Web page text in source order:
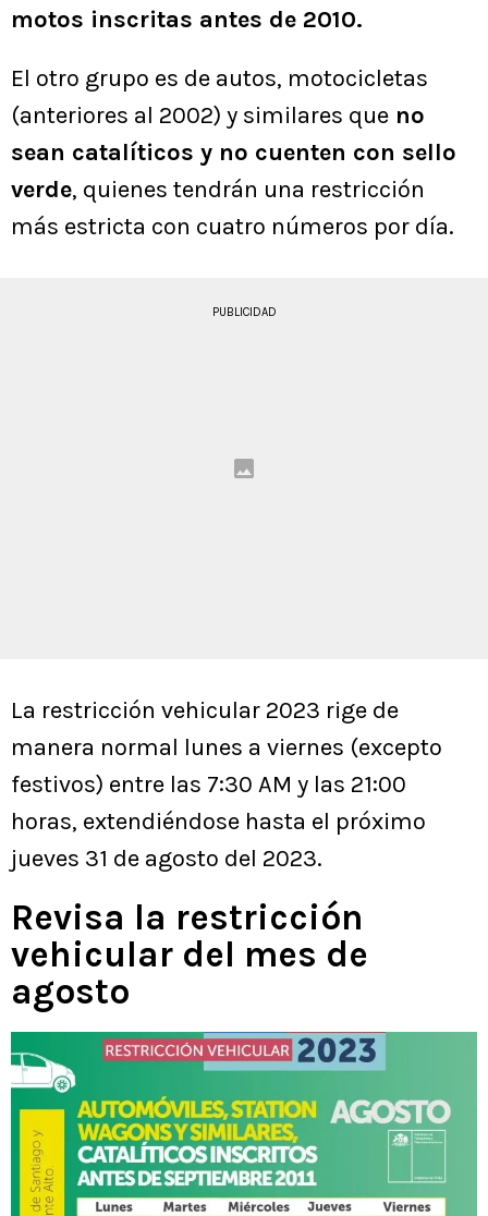
motos inscritas antes de 2010.
El otro grupo es de autos, motocicletas
(anteriores al 2002) y similares que no
sean catalíticos y no cuenten con sello
verde, quienes tendrán una restricción
más estricta con cuatro números por día.
PUBLICIDAD
La restricción vehicular 2023 rige de
manera normal lunes a viernes (excepto
festivos) entre las 7:30 AM y las 21:00
horas, extendiéndose hasta el próximo
jueves 31 de agosto del 2023.
Revisa la restricción
vehicular del mes de
agosto